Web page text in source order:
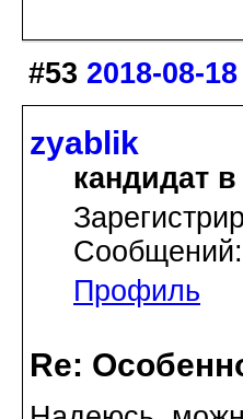
#53 2018-08-
zyablik
кандидат
Профиль
Re: